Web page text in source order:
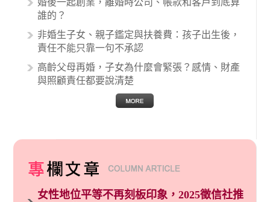
婚後一起創業，離婚時公司、帳款和客戶到底算
誰的？
非婚生子女、親子鑑定與扶養費：孩子出生後，
責任不能只靠一句不承認
高齡父母再婚，子女為什麼會緊張？感情、財產
與照顧責任都要說清楚
女性地位平等不再刻板印象，2025徵信社推